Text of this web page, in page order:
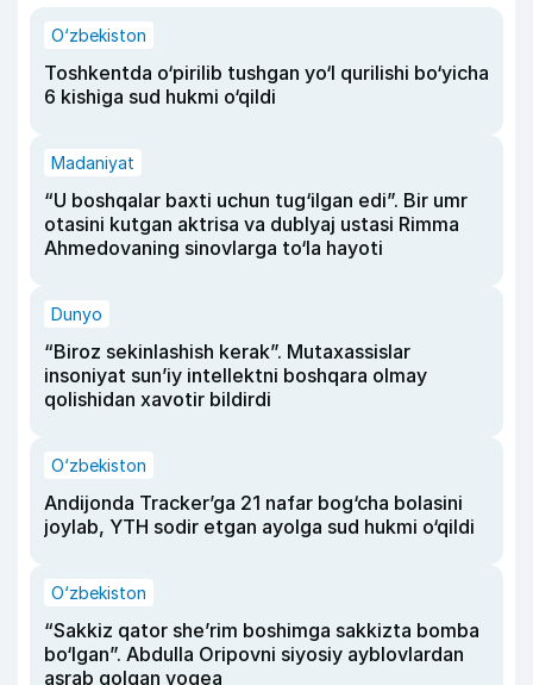
O‘zbekiston
Toshkentda o‘pirilib tushgan yo‘l qurilishi bo‘yicha
6 kishiga sud hukmi o‘qildi
Madaniyat
“U boshqalar baxti uchun tug‘ilgan edi”. Bir umr
otasini kutgan aktrisa va dublyaj ustasi Rimma
Ahmedovaning sinovlarga to‘la hayoti
Dunyo
“Biroz sekinlashish kerak”. Mutaxassislar
insoniyat sun’iy intellektni boshqara olmay
qolishidan xavotir bildirdi
O‘zbekiston
Andijonda Tracker’ga 21 nafar bog‘cha bolasini
joylab, YTH sodir etgan ayolga sud hukmi o‘qildi
O‘zbekiston
“Sakkiz qator she’rim boshimga sakkizta bomba
bo‘lgan”. Abdulla Oripovni siyosiy ayblovlardan
asrab qolgan voqea